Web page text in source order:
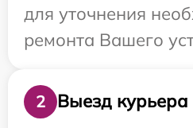
для уточнения
ремонта Вашего
2
Выезд курьера